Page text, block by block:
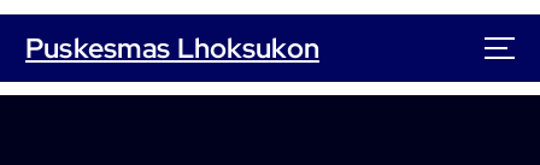
S
p
Puskesmas Lhoksukon